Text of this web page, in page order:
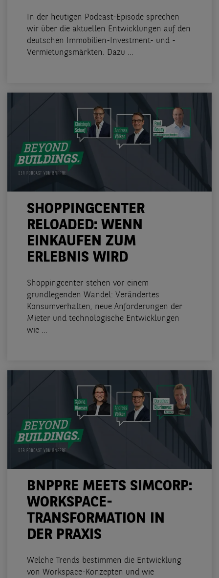
In der heutigen Podcast-Episode sprechen
wir über die aktuellen Entwicklungen auf den
deutschen Immobilien-Investment- und -
Vermietungsmärkten. Dazu ...
SHOPPINGCENTER
RELOADED: WENN
EINKAUFEN ZUM
ERLEBNIS WIRD
Shoppingcenter stehen vor einem
grundlegenden Wandel: Verändertes
Konsumverhalten, neue Anforderungen der
Mieter und technologische Entwicklungen
wie ...
BNPPRE MEETS SIMCORP:
WORKSPACE-
TRANSFORMATION IN
DER PRAXIS
Welche Trends bestimmen die Entwicklung
von Workspace-Konzepten und wie